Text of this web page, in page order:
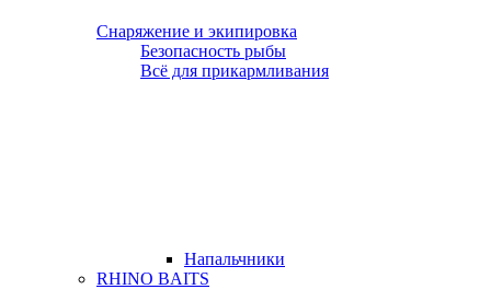
Снаряжение и экипировка
Безопасность рыбы
Всё для прикармливания
Напальчники
RHINO BAITS